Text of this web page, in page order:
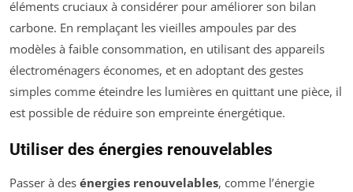
éléments cruciaux à considérer pour améliorer son bilan
carbone. En remplaçant les vieilles ampoules par des
modèles à faible consommation, en utilisant des appareils
électroménagers économes, et en adoptant des gestes
simples comme éteindre les lumières en quittant une pièce, il
est possible de réduire son empreinte énergétique.
Utiliser des énergies renouvelables
Passer à des énergies renouvelables, comme l’énergie